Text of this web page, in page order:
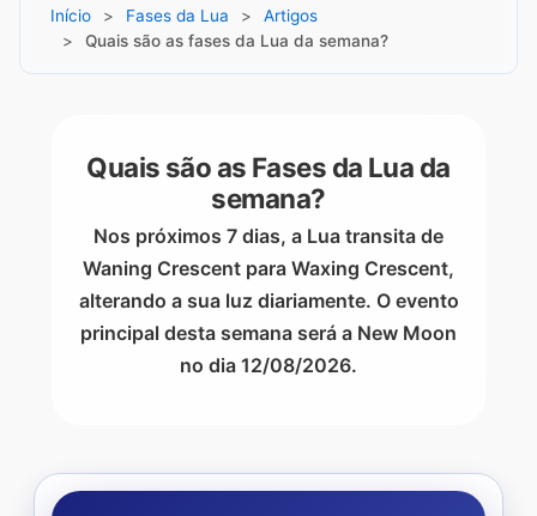
Início Fases da Lua
Artigos
Quais são as fases da Lua da semana?
Quais são as Fases da Lua da
semana?
Nos próximos 7 dias, a Lua transita de
Waning Crescent para Waxing Crescent,
alterando a sua luz diariamente. O evento
principal desta semana será a New Moon
no dia 12/08/2026.